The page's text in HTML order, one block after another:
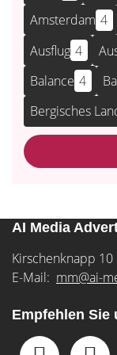
Amsterdam 4
Ausflug 4
Balance 4
Bergisches
AI Media
Kirschenknapp
E-Mail: mm@ai-
Empfehlen Sie